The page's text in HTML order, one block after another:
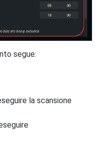
segue:
la scansione